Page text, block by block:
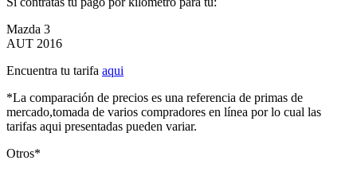
Mazda 3
AUT 2016
Encuentra tu tarifa aqui
*La comparación de precios es una referencia de primas de
mercado,tomada de varios compradores en línea por lo cual las
tarifas aqui presentadas pueden variar.
Otros*